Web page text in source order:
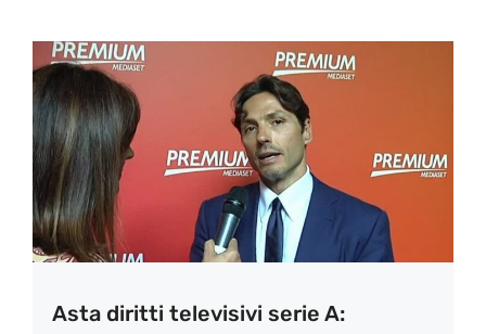
Asta diritti televisivi serie A: